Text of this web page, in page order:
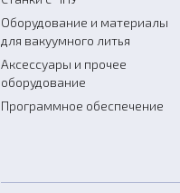
Оборудование и материалы
для вакуумного литья
Аксессуары и прочее
оборудование
Программное обеспечение